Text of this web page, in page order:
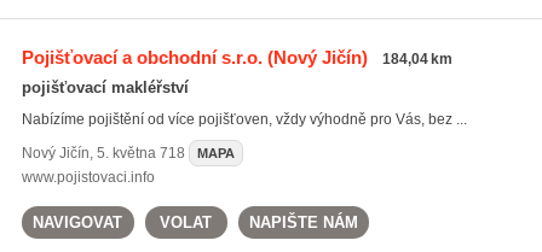
Pojišťovací a obchodní s.r.o.(Nový Jičín) 184,04 km
pojišťovací makléřství
Nabízíme pojištění od více pojišťoven, vždy výhodně pro Vás, bez ...
Nový Jičín, 5. května 718 MAPA
www.pojistovaci.info
NAVIGOVAT VOLAT NAPIŠTE NÁM